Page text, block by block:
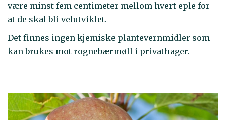
være minst fem centimeter mellom hvert eple for
at de skal bli velutviklet.
Det finnes ingen kjemiske plantevernmidler som
kan brukes mot rognebærmøll i privathager.